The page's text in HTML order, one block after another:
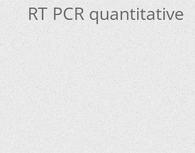
RT PCR quantitative